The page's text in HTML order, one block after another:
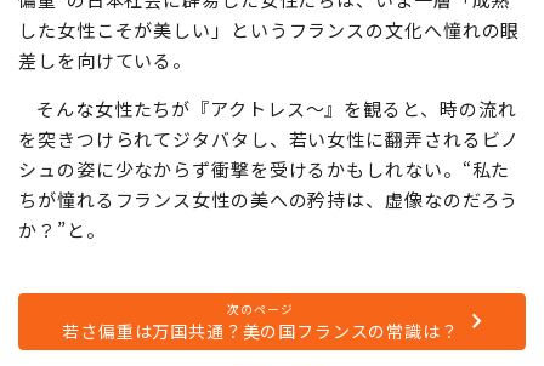
性の憧れだ。ベストセラー本『フランス人は10着しか服を
持たない』が話題になったことも記憶に新しいが、“若さ
偏重”の日本社会に辟易した女性たちは、いま一層「成熟
した女性こそが美しい」というフランスの文化へ憧れの眼
差しを向けている。
そんな女性たちが『アクトレス～』を観ると、時の流れ
を突きつけられてジタバタし、若い女性に翻弄されるビノ
シュの姿に少なからず衝撃を受けるかもしれない。“私た
か？”と。